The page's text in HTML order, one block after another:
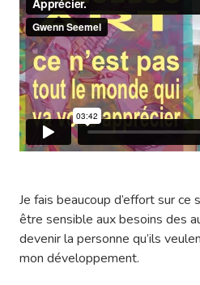
Je fais beaucoup d’effort sur
être sensible aux besoins des
devenir la personne qu’ils
mon développement.